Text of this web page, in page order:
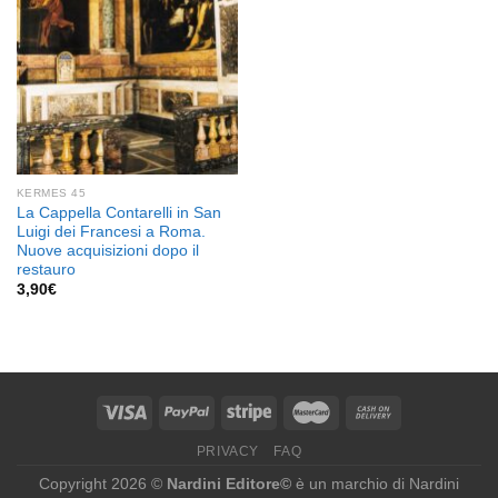
KERMES 45
La Cappella Contarelli in San
Luigi dei Francesi a Roma.
Nuove acquisizioni dopo il
restauro
3,90€
PRIVACY FAQ
Copyright 2026 © Nardini Editore© è un marchio di Nardini